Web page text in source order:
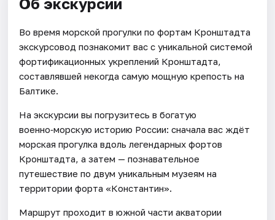
Во время морской прогулки по фортам Кронштадта
экскурсовод познакомит вас с уникальной системой
фортификационных укреплений Кронштадта,
составлявшей некогда самую мощную крепость на
Балтике.
На экскурсии вы погрузитесь в богатую
военно‑морскую историю России: сначала вас ждёт
морская прогулка вдоль легендарных фортов
Кронштадта, а затем — познавательное
путешествие по двум уникальным музеям на
территории форта «Константин».
Маршрут проходит в южной части акватории